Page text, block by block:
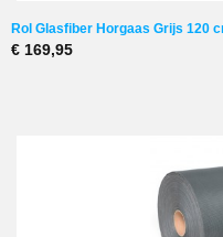
Rol Glasfiber Horgaas Grijs 120
€ 169,95